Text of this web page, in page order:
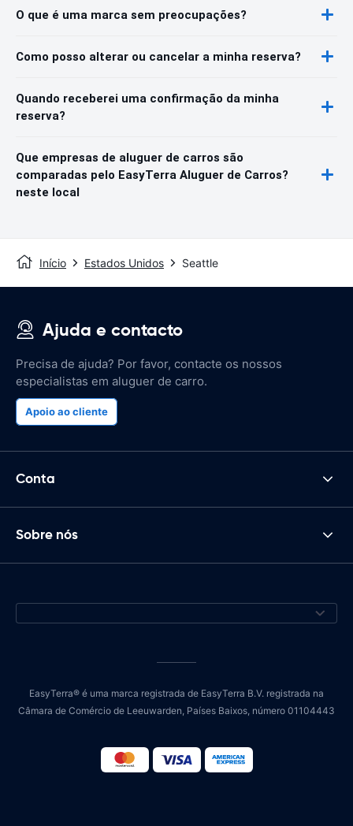
O que é uma marca sem preocupações?
Como posso alterar ou cancelar a minha reserva?
Quando receberei uma confirmação da minha
reserva?
Que empresas de aluguer de carros são
comparadas pelo EasyTerra Aluguer de Carros?
neste local
Início Estados Unidos Seattle
Ajuda e contacto
Precisa de ajuda? Por favor, contacte os nossos
especialistas em aluguer de carro.
Apoio ao cliente
Conta
Sobre nós
EasyTerra® é uma marca registrada de EasyTerra B.V. registrada na
Câmara de Comércio de Leeuwarden, Países Baixos, número 01104443